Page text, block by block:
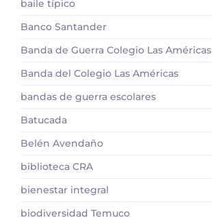
baile típico
Banco Santander
Banda de Guerra Colegio Las Américas
Banda del Colegio Las Américas
bandas de guerra escolares
Batucada
Belén Avendaño
biblioteca CRA
bienestar integral
biodiversidad Temuco